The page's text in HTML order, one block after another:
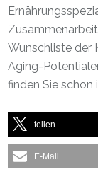
Wunschliste der
Aging-
finden Sie schon
teilen
E-Mail